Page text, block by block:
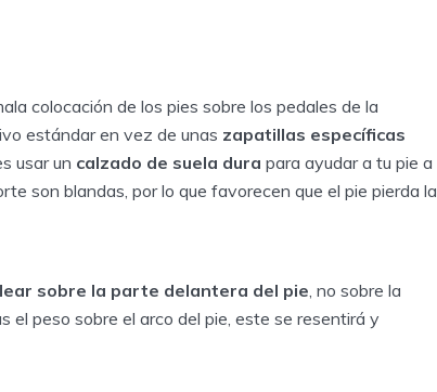
colocación de los pies sobre los pedales de la
estándar en vez de unas zapatillas específicas
usar un calzado de suela dura para ayudar a tu pie a
son blandas, por lo que favorecen que el pie pierda la
sobre la parte delantera del pie, no sobre la
el peso sobre el arco del pie, este se resentirá y